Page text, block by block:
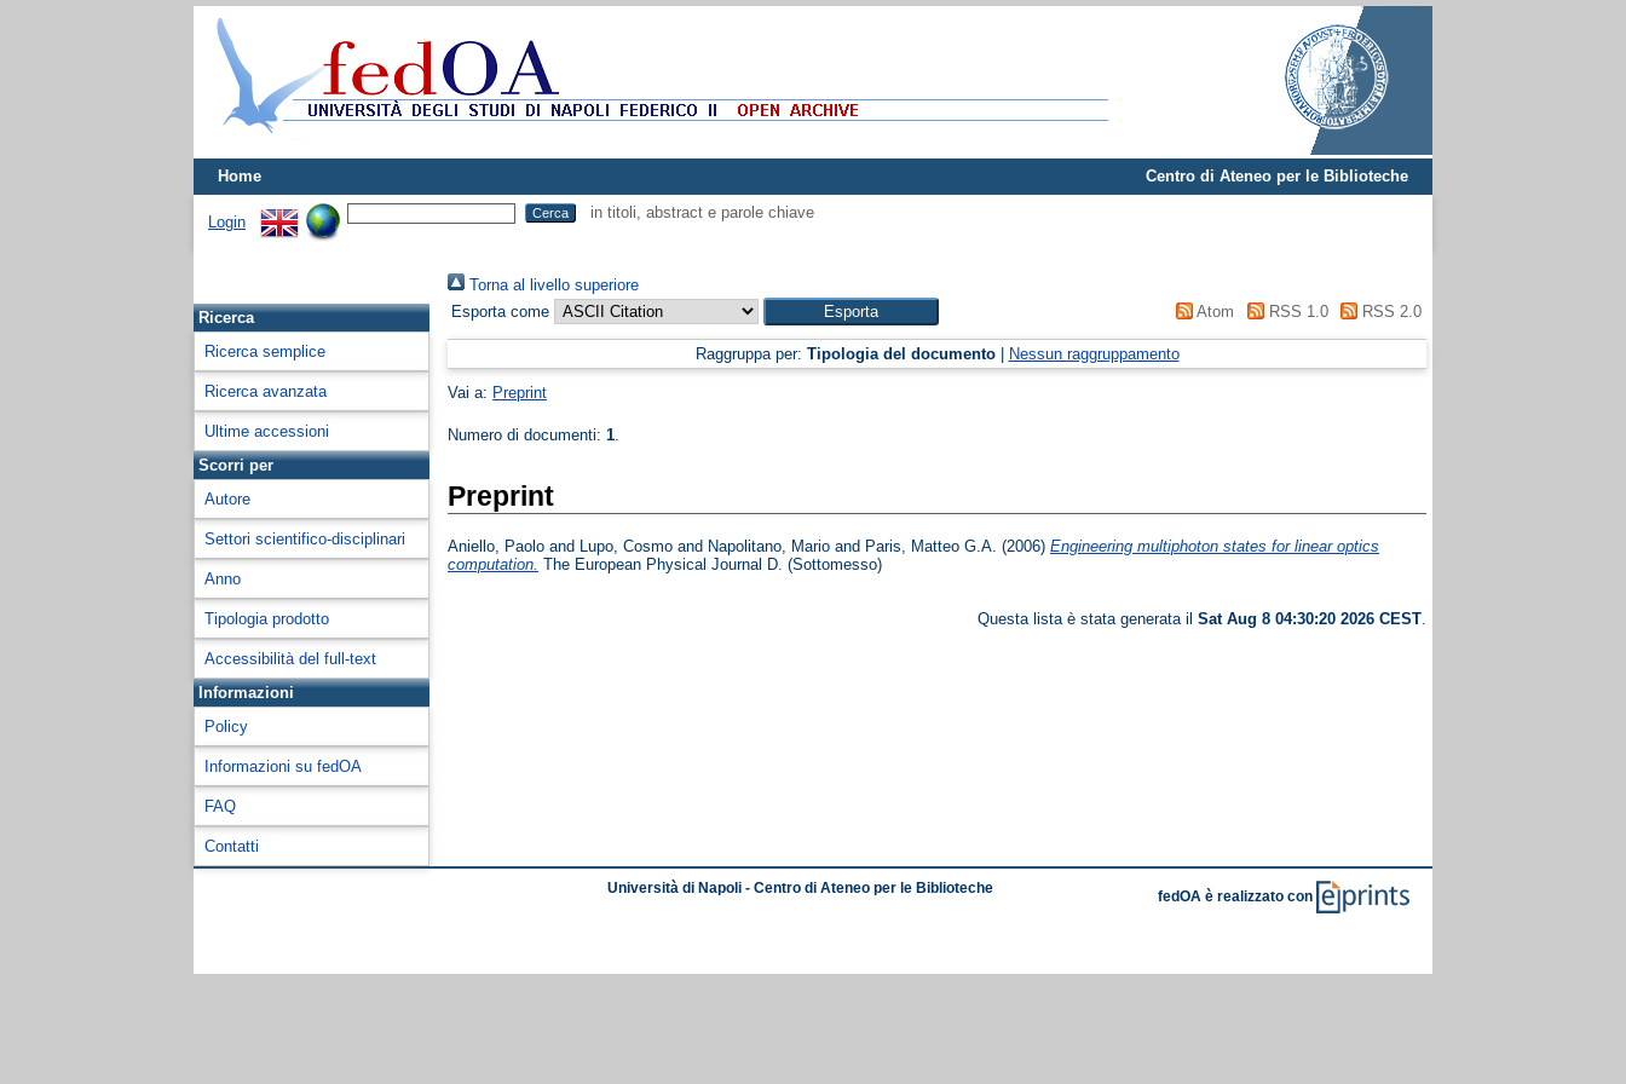
Home Centro di Ateneo per le Biblioteche
Login
in titoli, abstract e parole chiave
Ricerca
Ricerca semplice
Ricerca avanzata
Ultime accessioni
Scorri per
Autore
Settori scientifico-disciplinari
Anno
Tipologia prodotto
Accessibilità del full-text
Informazioni
Policy
Informazioni su fedOA
FAQ
Contatti
Torna al livello superiore
Esporta come
Atom RSS 1.0 RSS 2.0
Raggruppa per: Tipologia del documento| Nessun raggruppamento
Vai a: Preprint
Numero di documenti:1.
Preprint
Aniello, Paolo and Lupo, Cosmo and Napolitano, Mario and Paris, Matteo G.A. (2006)Engineering multiphoton states for linear optics
computation. The European Physical Journal D. (Sottomesso)
Questa lista è stata generata il Sat Aug 8 04:30:20 2026 CEST.
Università di Napoli - Centro di Ateneo per le Biblioteche
fedOA è realizzato con